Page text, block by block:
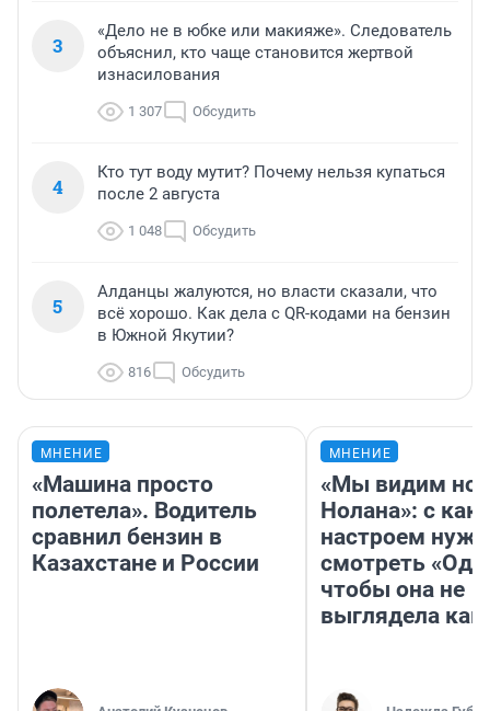
3
«Дело не в юбке или макияже». Следователь
объяснил, кто чаще становится жертвой
изнасилования
1 307 Обсудить
4
Кто тут воду мутит? Почему нельзя купаться
после 2 августа
1 048 Обсудить
5
Алданцы жалуются, но власти сказали, что
всё хорошо. Как дела с QR-кодами на бензин
в Южной Якутии?
816 Обсудить
МНЕНИЕ
«Машина просто
полетела». Водитель
сравнил бензин в
Казахстане и России
МНЕНИЕ
«Мы видим
Нолана»: с
настроем
смотреть
чтобы она не
выглядела как